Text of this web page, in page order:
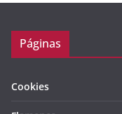
Páginas
Cookies